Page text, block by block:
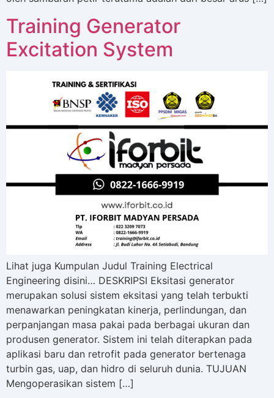
Training Generator
Excitation System
Lihat juga Kumpulan Judul Training Electrical
Engineering disini… DESKRIPSI Eksitasi generator
merupakan solusi sistem eksitasi yang telah terbukti
menawarkan peningkatan kinerja, perlindungan, dan
perpanjangan masa pakai pada berbagai ukuran dan
produsen generator. Sistem ini telah diterapkan pada
aplikasi baru dan retrofit pada generator bertenaga
turbin gas, uap, dan hidro di seluruh dunia. TUJUAN
Mengoperasikan sistem […]